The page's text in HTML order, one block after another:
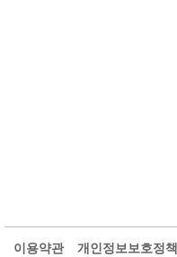
이용약관 개인정보보호정책